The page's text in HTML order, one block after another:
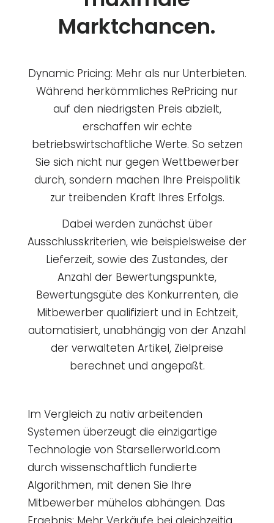
Marktchancen.
Dynamic Pricing: Mehr als nur Unterbieten.
Während herkömmliches RePricing nur
auf den niedrigsten Preis abzielt,
erschaffen wir echte
betriebswirtschaftliche Werte. So setzen
Sie sich nicht nur gegen Wettbewerber
durch, sondern machen Ihre Preispolitik
zur treibenden Kraft Ihres Erfolgs.
Dabei werden zunächst über
Ausschlusskriterien, wie beispielsweise der
Lieferzeit, sowie des Zustandes, der
Anzahl der Bewertungspunkte,
Bewertungsgüte des Konkurrenten, die
Mitbewerber qualifiziert und in Echtzeit,
automatisiert, unabhängig von der Anzahl
der verwalteten Artikel, Zielpreise
berechnet und angepaßt.
Im Vergleich zu nativ arbeitenden
Systemen überzeugt die einzigartige
Technologie von Starsellerworld.com
durch wissenschaftlich fundierte
Algorithmen, mit denen Sie Ihre
Mitbewerber mühelos abhängen. Das